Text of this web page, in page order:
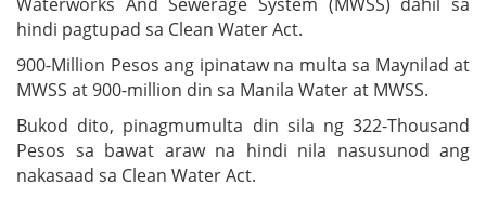
hindi pagtupad sa Clean Water Act.
900-Million Pesos ang ipinataw na multa sa Maynilad at
MWSS at 900-million din sa Manila Water at MWSS.
Bukod dito, pinagmumulta din sila ng 322-Thousand
Pesos sa bawat araw na hindi nila nasusunod ang
nakasaad sa Clean Water Act.